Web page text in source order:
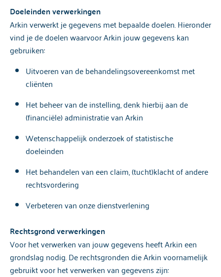
Doeleinden verwerkingen
Arkin verwerkt je gegevens met bepaalde doelen. Hieronder
vind je de doelen waarvoor Arkin jouw gegevens kan
gebruiken:
Uitvoeren van de behandelingsovereenkomst met
cliënten
Het beheer van de instelling, denk hierbij aan de
(financiële) administratie van Arkin
Wetenschappelijk onderzoek of statistische
doeleinden
Het behandelen van eenclaim, (tucht)klacht of andere
rechtsvordering
Verbeteren van onze dienstverlening
Rechtsgrond verwerkingen
Voor het verwerken van jouw gegevens heeft Arkin een
grondslag nodig. De rechtsgronden die Arkin voornamelijk
gebruikt voor het verwerken van gegevens zijn: